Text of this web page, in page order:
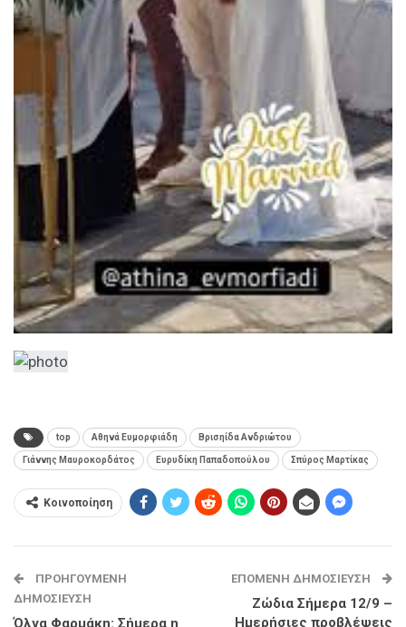
top Αθηνά Ευμορφιάδη Βρισηίδα Ανδριώτου
Γιάννης Μαυροκορδάτος Ευρυδίκη Παπαδοπούλου Σπύρος Μαρτίκας
Κοινοποίηση
ΠΡΟΗΓΟΎΜΕΝΗ
ΔΗΜΟΣΊΕΥΣΗ
Όλγα Φαρμάκη: Σήμερα η
ΕΠΌΜΕΝΗ ΔΗΜΟΣΊΕΥΣΗ
Ζώδια Σήμερα 12/9 –
Ημερήσιες προβλέψεις